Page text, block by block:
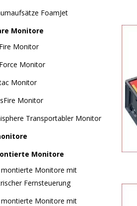
FoamJet
Monitore
Monitor
Monitor
Monitor
Monitor
Transportabler Monitor
Monitore
montierte Monitore mit
Fernsteuerung
montierte Monitore mit